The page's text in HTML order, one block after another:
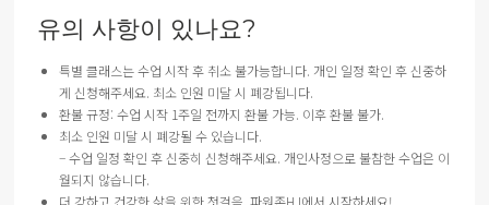
유의 사항이 있나요?
특별 클래스는 수업 시작 후 취소 불가능합니다. 개인 일정 확인 후 신중하
게 신청해주세요. 최소 인원 미달 시 폐강됩니다.
환불 규정: 수업 시작 1주일 전까지 환불 가능. 이후 환불 불가.
최소 인원 미달 시 폐강될 수 있습니다.
– 수업 일정 확인 후 신중히 신청해주세요. 개인사정으로 불참한 수업은 이
월되지 않습니다.